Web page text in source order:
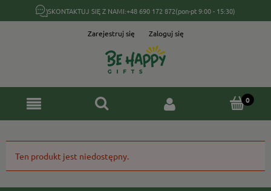
SKONTAKTUJ SIĘ Z NAMI:+48 690 172 872(pon-pt 9:00 - 15:30)
Zarejestruj się Zaloguj się
Ten produkt jest niedostępny.